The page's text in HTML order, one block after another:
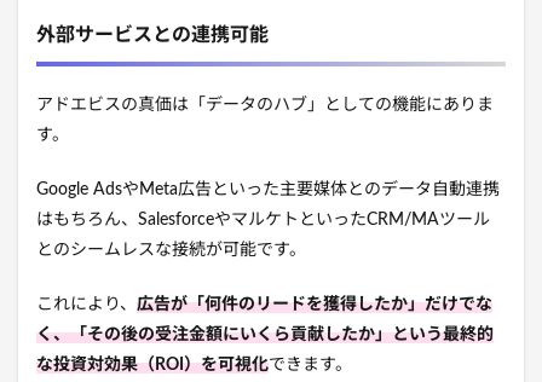
外部サービスとの連携可能
アドエビスの真価は「データのハブ」としての機能にありま
す。
Google AdsやMeta広告といった主要媒体とのデータ自動連携
はもちろん、SalesforceやマルケトといったCRM/MAツール
とのシームレスな接続が可能です。
これにより、 広告が「何件のリードを獲得したか」だけでな
く、「その後の受注金額にいくら貢献したか」という最終的
な投資対効果（ROI）を可視化できます。